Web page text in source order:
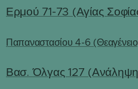
Ερμού 71-73 (Αγίας
Παπαναστασίου 4-6
Βασ. Όλγας 127